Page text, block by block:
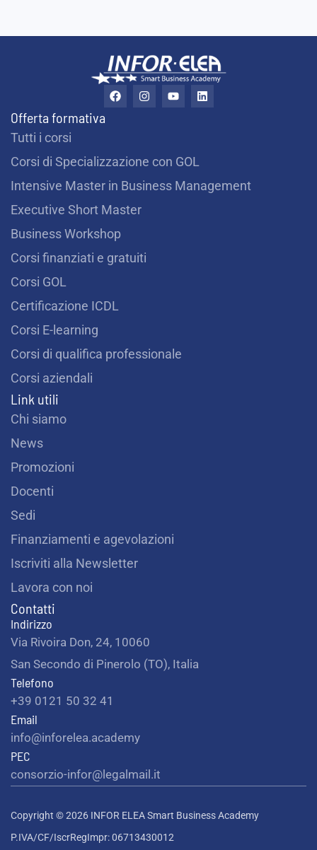
F
a
o
k
I
n
r
a
m
Y
o
e
L
i
Offerta formativa
Tutti i corsi
Corsi di Specializzazione con GOL
Intensive Master in Business Management
Executive Short Master
Business Workshop
Corsi finanziati e gratuiti
Corsi GOL
Certificazione ICDL
Corsi E-learning
Corsi di qualifica professionale
Corsi aziendali
Link utili
Chi siamo
News
Promozioni
Docenti
Sedi
Finanziamenti e agevolazioni
Iscriviti alla Newsletter
Lavora con noi
Contatti
Indirizzo
Via Rivoira Don, 24, 10060
San Secondo di Pinerolo (TO), Italia
Telefono
+39 0121 50 32 41
Email
info@inforelea.academy
PEC
consorzio-infor@legalmail.it
Copyright © 2026 INFOR ELEA Smart Business Academy
P.IVA/CF/IscrRegImpr: 06713430012